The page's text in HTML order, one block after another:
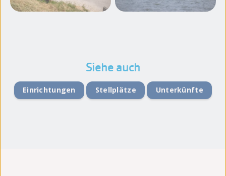
Siehe auch
Einrichtungen Stellplätze Unterkünfte